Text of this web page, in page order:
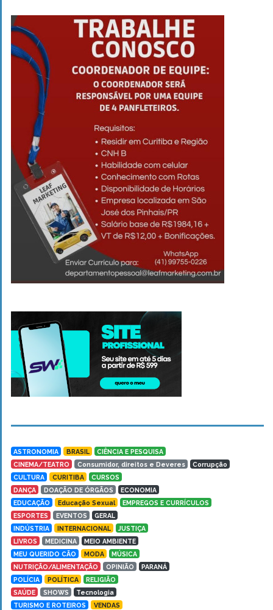
ASTRONOMIA BRASIL
CIÊNCIA E PESQUISA
CINEMA/TEATRO
Consumidor, direitos e Deveres
Corrupção
CULTURA
CURITIBA
CURSOS
DANÇA
DOAÇÃO DE ÓRGÃOS
ECONOMIA
EDUCAÇÃO
Educação Sexual
EMPREGOS E CURRÍCULOS
ESPORTES
EVENTOS
GERAL
INDÚSTRIA
INTERNACIONAL
JUSTIÇA
LIVROS
MEDICINA
MEIO AMBIENTE
MEU QUERIDO CÃO
MODA
MÚSICA
NUTRIÇÃO/ALIMENTAÇÃO
OPINIÃO
PARANÁ
POLÍCIA
POLÍTICA
RELIGIÃO
SAÚDE
SHOWS
Tecnologia
TURISMO E ROTEIROS
VENDAS